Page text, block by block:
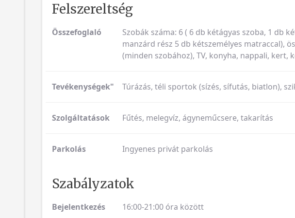
Felszereltség
Összefoglaló
Szobák száma: 6 ( 6 db kétágyas szoba, 1 db
manzárd rész 5 db kétszemélyes matraccal),
(minden szobához), TV, konyha, nappali, kert,
Tevékenységek" Túrázás, téli sportok (sízés, sífutás, biatlon),
Szolgáltatások Fűtés, melegvíz, ágyneműcsere, takarítás
Parkolás Ingyenes privát parkolás
Szabályzatok
Bejelentkezés 16:00-21:00 óra között